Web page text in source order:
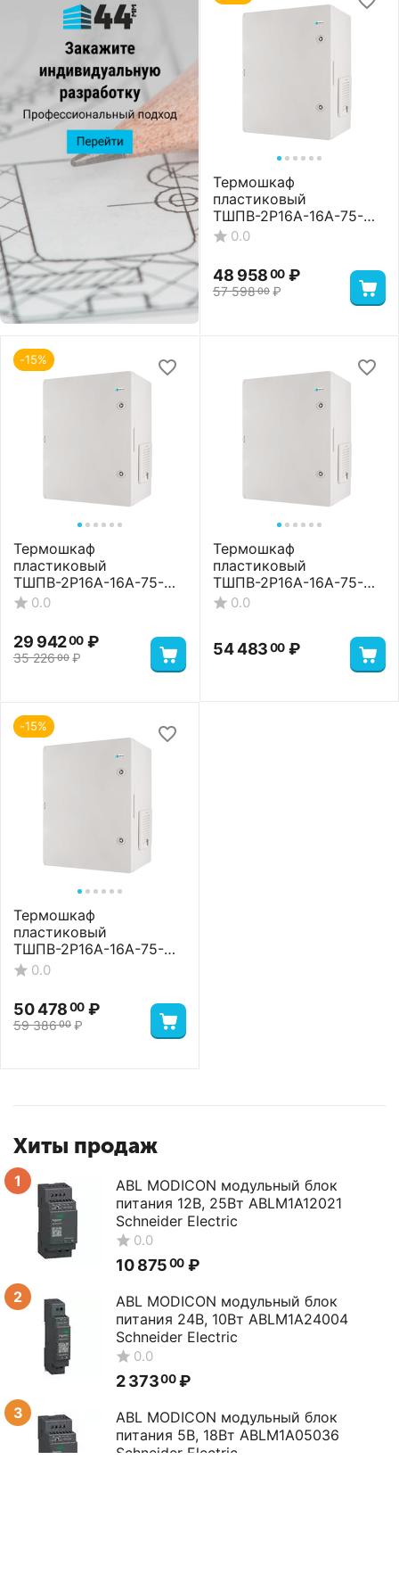
Термошкаф
пластиковый
ТШПВ-2P16A-16A-75-
24-403017 Standart
0.0
57 59800 ₽
48 95800 ₽
-15%
Термошкаф
пластиковый
ТШПВ-2P16A-16A-75-
24-403022 Basic
0.0
35 22600 ₽
29 94200 ₽
Термошкаф
пластиковый
ТШПВ-2P16A-16A-75-
24-403022 Premium
0.0
54 48300 ₽
-15%
Термошкаф
пластиковый
ТШПВ-2P16A-16A-75-
24-403022 Standart
0.0
59 38600 ₽
50 47800 ₽
Хиты продаж
1
ABL MODICON модульный блок
питания 12В, 25Вт ABLM1A12021
Schneider Electric
0.0
10 87500 ₽
2
ABL MODICON модульный блок
питания 24В, 10Вт ABLM1A24004
Schneider Electric
0.0
2 37300 ₽
3
ABL MODICON модульный блок
питания 5В, 18Вт ABLM1A05036
Schneider Electric